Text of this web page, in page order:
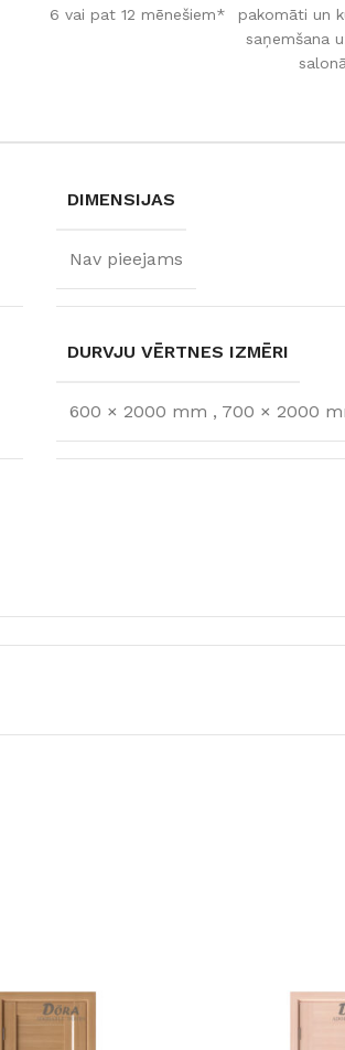
6 vai pat 12 mēnešiem*
pakomāti un
saņemšana
salonā
DIMENSIJAS
Nav pieejams
DURVJU VĒRTNES IZMĒRI
600 × 2000 mm , 700 × 2000